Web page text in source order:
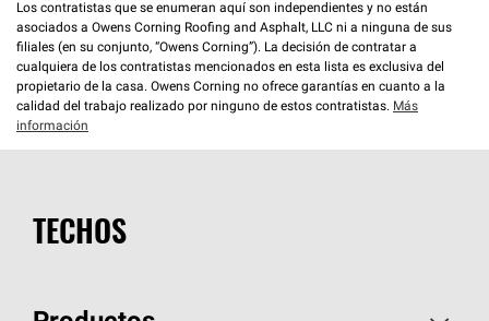
Los contratistas que se enumeran aquí son independientes y no están
asociados a Owens Corning Roofing and Asphalt, LLC ni a ninguna de sus
filiales (en su conjunto, “Owens Corning”). La decisión de contratar a
cualquiera de los contratistas mencionados en esta lista es exclusiva del
propietario de la casa. Owens Corning no ofrece garantías en cuanto a la
calidad del trabajo realizado por ninguno de estos contratistas. Más
información
TECHOS